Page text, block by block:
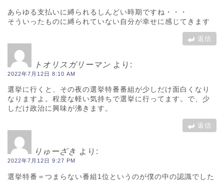
あらゆる支払いに縛られるしんどい時期ですね・・・
そういったものに縛られていない自分が幸せに感じてきます
返信
トオリスガリーマン より:
2022年7月12日 8:10 AM
選挙に行くと、その夜の選挙特番番組が少しだけ面白くなり
なりますよ。程度な軽い気持ちで選挙に行ってます。で、少
しだけ政治に興味が沸きます。
返信
りゅーざき より:
2022年7月12日 9:27 PM
選挙特番＝つまらない番組1位というのが僕の中の認識でした